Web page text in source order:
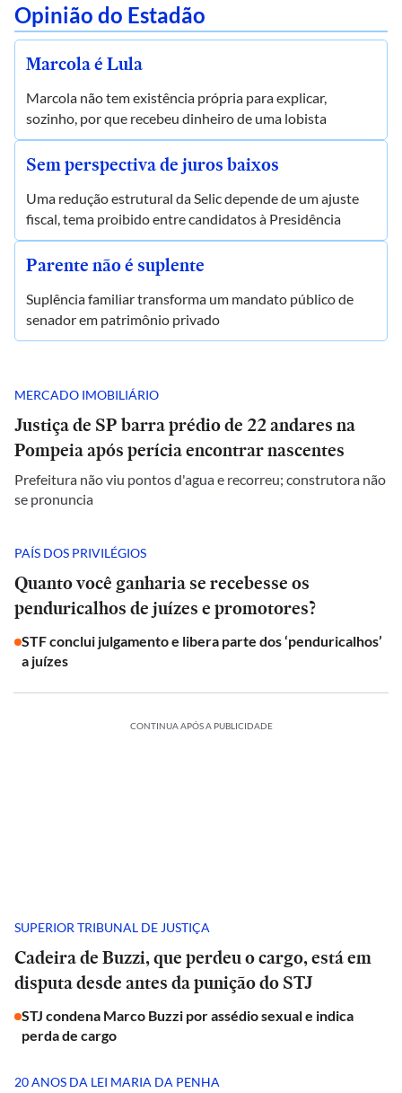
Opinião do Estadão
Marcola é Lula
Marcola não tem existência própria para explicar,
sozinho, por que recebeu dinheiro de uma lobista
Sem perspectiva de juros baixos
Uma redução estrutural da Selic depende de um ajuste
fiscal, tema proibido entre candidatos à Presidência
Parente não é suplente
Suplência familiar transforma um mandato público de
senador em patrimônio privado
MERCADO IMOBILIÁRIO
Justiça de SP barra prédio de 22 andares na
Pompeia após perícia encontrar nascentes
Prefeitura não viu pontos d'agua e recorreu; construtora não
se pronuncia
PAÍS DOS PRIVILÉGIOS
Quanto você ganharia se recebesse os
penduricalhos de juízes e promotores?
STF conclui julgamento e libera parte dos ‘penduricalhos’
a juízes
CONTINUA APÓS A PUBLICIDADE
SUPERIOR TRIBUNAL DE JUSTIÇA
Cadeira de Buzzi, que perdeu o cargo, está em
disputa desde antes da punição do STJ
STJ condena Marco Buzzi por assédio sexual e indica
perda de cargo
20 ANOS DA LEI MARIA DA PENHA